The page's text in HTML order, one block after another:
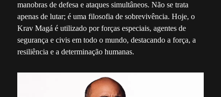
manobras de defesa e ataques simultâneos. Não se trata
apenas de lutar; é uma filosofia de sobrevivência. Hoje, o
Krav Magá é utilizado por forças especiais, agentes de
segurança e civis em todo o mundo, destacando a força, a
resiliência e a determinação humanas.